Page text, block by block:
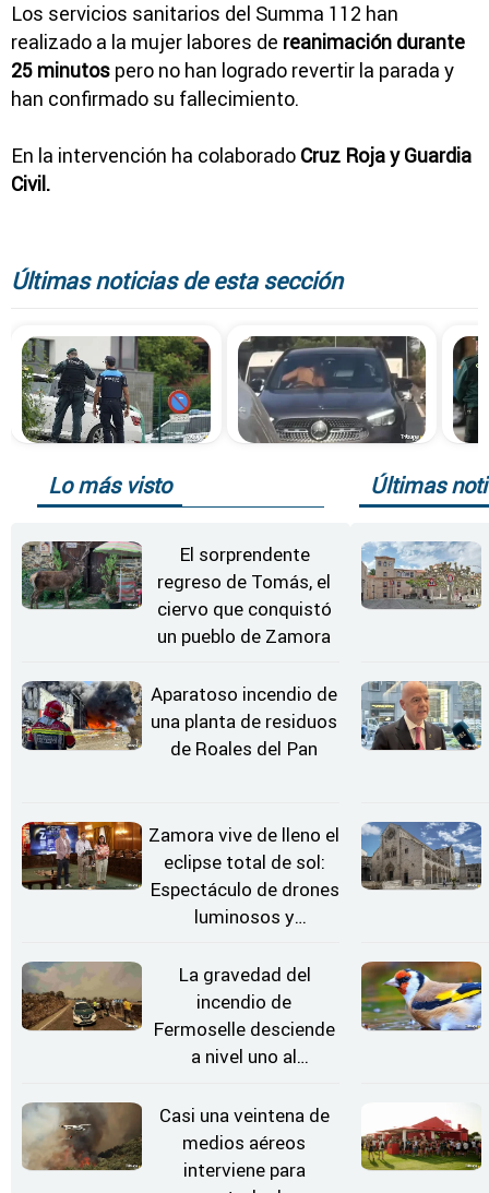
Los servicios sanitarios del Summa 112 han
realizado a la mujer labores de reanimación durante
25 minutos pero no han logrado revertir la parada y
han confirmado su fallecimiento.
En la intervención ha colaborado Cruz Roja y Guardia
Civil.
Últimas noticias de esta sección
Lo más visto
El sorprendente
regreso de Tomás, el
ciervo que conquistó
un pueblo de Zamora
Aparatoso incendio de
una planta de residuos
de Roales del Pan
Zamora vive de lleno el
eclipse total de sol:
Espectáculo de drones
luminosos y
Estrellas
La gravedad del
incendio de
Fermoselle desciende
a nivel uno al
"favorable" y disminuir
el riesgo
Casi una veintena de
medios aéreos
interviene para
Últimas